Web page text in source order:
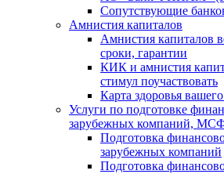
Сопутствующие
Амнистия капиталов
Амнистия капиталов
сроки, гарантии
КИК и амнистия
стимул поучаствовать
Карта здоровья
Услуги по подготовке
зарубежных компаний,
Подготовка
зарубежных компаний
Подготовка